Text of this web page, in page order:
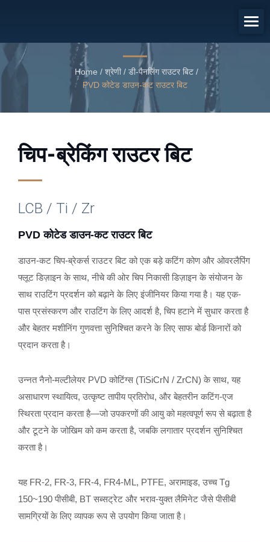
Home / श्रेणी / डी-पैनलिंग राउटर बिट /
PVD कोटेड डाउन-कट राउटर बिट
चिप-ब्रेकिंग राउटर बिट
LCB / Ti / Zr
PVD कोटेड डाउन-कट राउटर बिट
डाउन-कट चिप-ब्रेकर्स राउटर बिट को एक बड़े कटिंग कोण और ओवरलैपिंग
फ्लूट डिज़ाइन के साथ, नीचे की ओर चिप निकासी डिज़ाइन के संयोजन के
साथ राउटिंग प्रदर्शन को बढ़ाने के लिए इंजीनियर किया गया है। यह एक-
पास प्रसंस्करण और राउटिंग के लिए आदर्श है, चिप हटाने में सुधार करता है
और बेहतर मशीनिंग गुणवत्ता सुनिश्चित करने के लिए साफ बोर्ड किनारों को
प्रदान करता है।
उन्नत नैनो-मल्टीलेयर PVD कोटिंग्स (TiSiCrN / ZrCN) के साथ, यह
असाधारण स्थायित्व, उत्कृष्ट तापीय प्रतिरोध, और बेहतरीन कटिंग-एज
स्थिरता प्रदान करता है—जो उपकरणों की आयु को महत्वपूर्ण रूप से बढ़ाता है
और टूटने के जोखिम को कम करता है, जबकि लगातार प्रदर्शन सुनिश्चित
करता है।
यह FR-2, FR-3, FR-4, FR4-ML, PTFE, अरामाइड, उच्च Tg
150~190 पीसीबी, BT सब्सट्रेट और भराव-युक्त लैमिनेट जैसे पीसीबी
सामग्रियों के लिए व्यापक रूप से उपयोग किया जाता है।